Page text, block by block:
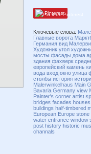
Pinterest
Ключевые слова:
Главные ворота
Германия вид
Художник угол
мосты фасады дома
здания фахверк
европейский камень
вода вход окно улица
столбы история
Malerwinkelhaus Main
Bavaria Germany view
Painter's corner artist
bridges facades houses
buildings half-timbered
European Europe stone
water entrance window
post history historic
channals